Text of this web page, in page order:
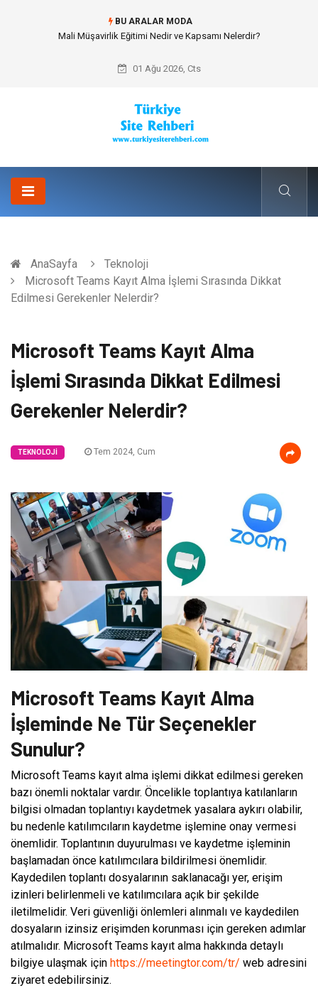
BU ARALAR MODA
Forma Yaptırma Girişimiyle Akademik Spor Topluluklarında Kurumsal
01 Ağu 2026, Cts
AnaSayfa
Teknoloji
Microsoft Teams Kayıt Alma İşlemi Sırasında Dikkat
Edilmesi Gerekenler Nelerdir?
Microsoft Teams Kayıt Alma
İşlemi Sırasında Dikkat Edilmesi
Gerekenler Nelerdir?
TEKNOLOJI Tem 2024, Cum
Microsoft Teams Kayıt Alma
İşleminde Ne Tür Seçenekler
Sunulur?
Microsoft Teams kayıt alma işlemi dikkat edilmesi gereken
bazı önemli noktalar vardır. Öncelikle toplantıya katılanların
bilgisi olmadan toplantıyı kaydetmek yasalara aykırı olabilir,
bu nedenle katılımcıların kaydetme işlemine onay vermesi
önemlidir. Toplantının duyurulması ve kaydetme işleminin
başlamadan önce katılımcılara bildirilmesi önemlidir.
Kaydedilen toplantı dosyalarının saklanacağı yer, erişim
izinleri belirlenmeli ve katılımcılara açık bir şekilde
iletilmelidir. Veri güvenliği önlemleri alınmalı ve kaydedilen
dosyaların izinsiz erişimden korunması için gereken adımlar
atılmalıdır. Microsoft Teams kayıt alma hakkında detaylı
bilgiye ulaşmak için https://meetingtor.com/tr/ web adresini
ziyaret edebilirsiniz.